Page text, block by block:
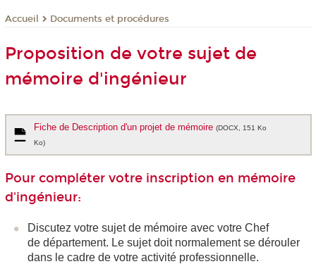
Accueil Documents et procédures
Proposition de votre sujet de
mémoire d'ingénieur
Fiche de Description d'un projet de mémoire (DOCX, 151 Ko
Ko)
Pour compléter votre inscription en mémoire
d'ingénieur:
Discutez votre sujet de mémoire avec votre Chef
de département. Le sujet doit normalement se dérouler
dans le cadre de votre activité professionnelle.